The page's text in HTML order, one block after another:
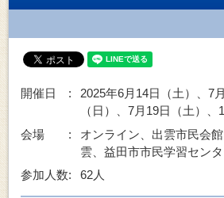
開催日 :
2025年6月14日（土）、7
（日）、7月19日（土）、
会場 :
オンライン、出雲市民会
雲、益田市市民学習セン
参加人数:
62人